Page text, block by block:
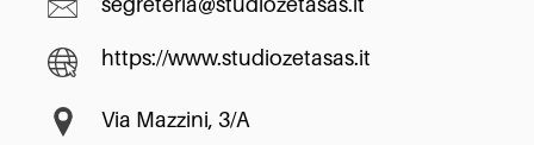
segreteria@studiozetasas.it
https://www.studiozetasas.it
Via Mazzini, 3/A